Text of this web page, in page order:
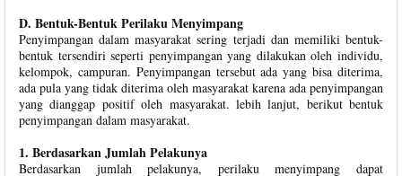
D. Bentuk-Bentuk Perilaku Menyimpang
Penyimpangan dalam masyarakat sering terjadi dan memiliki bentuk-
bentuk tersendiri seperti penyimpangan yang dilakukan oleh individu,
kelompok, campuran. Penyimpangan tersebut ada yang bisa diterima,
ada pula yang tidak diterima oleh masyarakat karena ada penyimpangan
yang dianggap positif oleh masyarakat. lebih lanjut, berikut bentuk
penyimpangan dalam masyarakat.
1. Berdasarkan Jumlah Pelakunya
Berdasarkan jumlah pelakunya, perilaku menyimpang dapat